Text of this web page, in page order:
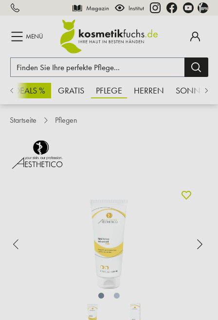
springen Magazin Institut
MENÜ
% GRATIS PFLEGE HERREN SONNE
Startseite Pflegen